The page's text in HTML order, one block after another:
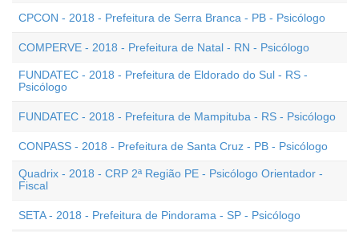
CPCON - 2018 - Prefeitura de Serra Branca - PB - Psicólogo
COMPERVE - 2018 - Prefeitura de Natal - RN - Psicólogo
FUNDATEC - 2018 - Prefeitura de Eldorado do Sul - RS -
Psicólogo
FUNDATEC - 2018 - Prefeitura de Mampituba - RS - Psicólogo
CONPASS - 2018 - Prefeitura de Santa Cruz - PB - Psicólogo
Quadrix - 2018 - CRP 2ª Região PE - Psicólogo Orientador -
Fiscal
SETA - 2018 - Prefeitura de Pindorama - SP - Psicólogo